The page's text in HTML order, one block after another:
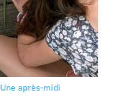
Une après-midi